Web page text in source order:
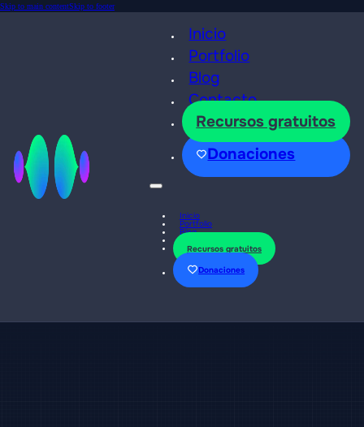
Skip to main contentSkip to footer
Inicio
Portfolio
Blog
Contacto
Recursos gratuitos
Donaciones
Inicio
Portfolio
Blog
Recursos gratuitos
Donaciones